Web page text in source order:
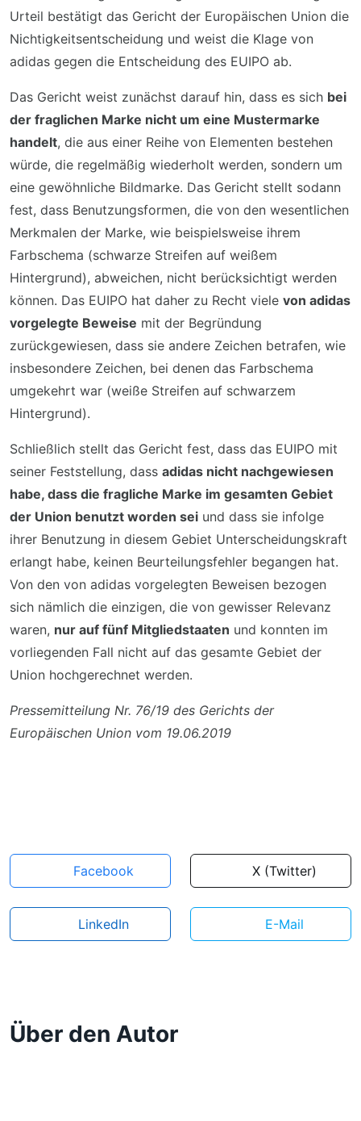
Urteil bestätigt das Gericht der Europäischen Union die
Nichtigkeitsentscheidung und weist die Klage von
adidas gegen die Entscheidung des EUIPO ab.
Das Gericht weist zunächst darauf hin, dass es sich bei
der fraglichen Marke nicht um eine Mustermarke
handelt, die aus einer Reihe von Elementen bestehen
würde, die regelmäßig wiederholt werden, sondern um
eine gewöhnliche Bildmarke. Das Gericht stellt sodann
fest, dass Benutzungsformen, die von den wesentlichen
Merkmalen der Marke, wie beispielsweise ihrem
Farbschema (schwarze Streifen auf weißem
Hintergrund), abweichen, nicht berücksichtigt werden
können. Das EUIPO hat daher zu Recht viele von adidas
vorgelegte Beweise mit der Begründung
zurückgewiesen, dass sie andere Zeichen betrafen, wie
insbesondere Zeichen, bei denen das Farbschema
umgekehrt war (weiße Streifen auf schwarzem
Hintergrund).
Schließlich stellt das Gericht fest, dass das EUIPO mit
seiner Feststellung, dass adidas nicht nachgewiesen
habe, dass die fragliche Marke im gesamten Gebiet
der Union benutzt worden sei und dass sie infolge
ihrer Benutzung in diesem Gebiet Unterscheidungskraft
erlangt habe, keinen Beurteilungsfehler begangen hat.
Von den von adidas vorgelegten Beweisen bezogen
sich nämlich die einzigen, die von gewisser Relevanz
waren, nur auf fünf Mitgliedstaaten und konnten im
vorliegenden Fall nicht auf das gesamte Gebiet der
Union hochgerechnet werden.
Pressemitteilung Nr. 76/19 des Gerichts der
Europäischen Union vom 19.06.2019
Facebook X (Twitter)
LinkedIn E-Mail
Über den Autor